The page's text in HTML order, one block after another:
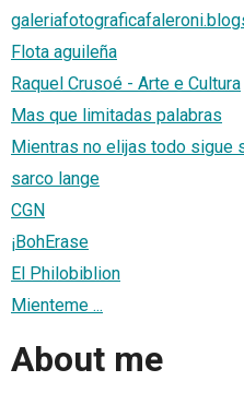
Flota aguileña
Raquel Crusoé - Arte e Cultura
Mas que limitadas palabras
Mientras no elijas todo sigue
sarco lange
CGN
¡BohErase
El Philobiblion
Mienteme ...
About me